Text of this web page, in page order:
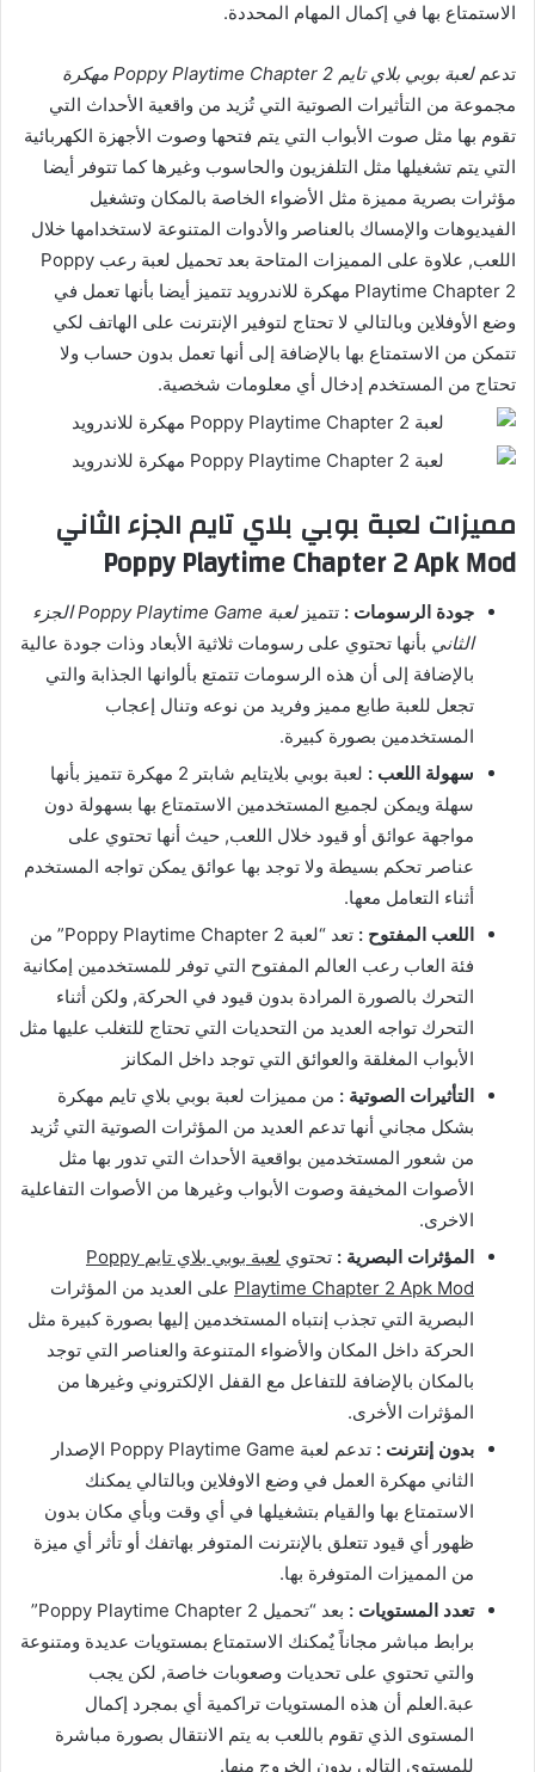
الاستمتاع بها في إكمال المهام المحددة.
تدعملعبة بوبي بلاي تايم Poppy Playtime Chapter 2 مهكرة
مجموعة من التأثيرات الصوتية التي تُزيد من واقعية الأحداث التي
تقوم بها مثل صوت الأبواب التي يتم فتحها وصوت الأجهزة الكهربائية
التي يتم تشغيلها مثل التلفزيون والحاسوب وغيرها كما تتوفر أيضا
مؤثرات بصرية مميزة مثل الأضواء الخاصة بالمكان وتشغيل
الفيديوهات والإمساك بالعناصر والأدوات المتنوعة لاستخدامها خلال
اللعب, علاوة على المميزات المتاحة بعد تحميل لعبة رعب Poppy
Playtime Chapter 2 مهكرة للاندرويد تتميز أيضا بأنها تعمل في
وضع الأوفلاين وبالتالي لا تحتاج لتوفير الإنترنت على الهاتف لكي
تتمكن من الاستمتاع بها بالإضافة إلى أنها تعمل بدون حساب ولا
تحتاج من المستخدم إدخال أي معلومات شخصية.
مميزات لعبة بوبي بلاي تايم الجزء الثاني
Poppy Playtime Chapter 2 Apk Mod
جودة الرسومات : تتميز
لعبة Poppy Playtime Game الجزء
الثاني بأنها تحتوي على رسومات ثلاثية الأبعاد وذات جودة عالية
بالإضافة إلى أن هذه الرسومات تتمتع بألوانها الجذابة والتي
تجعل للعبة طابع مميز وفريد من نوعه وتنال إعجاب
المستخدمين بصورة كبيرة.
سهولة اللعب :
لعبة بوبي بلايتايم شابتر 2 مهكرة تتميز بأنها
سهلة ويمكن لجميع المستخدمين الاستمتاع بها بسهولة دون
مواجهة عوائق أو قيود خلال اللعب, حيث أنها تحتوي على
عناصر تحكم بسيطة ولا توجد بها عوائق يمكن تواجه المستخدم
أثناء التعامل معها.
اللعب المفتوح :
تعد “لعبة Poppy Playtime Chapter 2” من
فئة العاب رعب العالم المفتوح التي توفر للمستخدمين إمكانية
التحرك بالصورة المرادة بدون قيود في الحركة, ولكن أثناء
التحرك تواجه العديد من التحديات التي تحتاج للتغلب عليها مثل
الأبواب المغلقة والعوائق التي توجد داخل المكانز
التأثيرات الصوتية : من مميزات لعبة بوبي بلاي تايم مهكرة
بشكل مجاني أنها تدعم العديد من المؤثرات الصوتية التي تُزيد
من شعور المستخدمين بواقعية الأحداث التي تدور بها مثل
الأصوات المخيفة وصوت الأبواب وغيرها من الأصوات التفاعلية
الاخرى.
المؤثرات البصرية : تحتوي
لعبة بوبي بلاي تايم Poppy
Playtime Chapter 2 Apk Mod على العديد من المؤثرات
البصرية التي تجذب إنتباه المستخدمين إليها بصورة كبيرة مثل
الحركة داخل المكان والأضواء المتنوعة والعناصر التي توجد
بالمكان بالإضافة للتفاعل مع القفل الإلكتروني وغيرها من
المؤثرات الأخرى.
بدون إنترنت :
تدعم لعبة Poppy Playtime Game الإصدار
الثاني مهكرة العمل في وضع الاوفلاين وبالتالي يمكنك
الاستمتاع بها والقيام بتشغيلها في أي وقت وبأي مكان بدون
ظهور أي قيود تتعلق بالإنترنت المتوفر بهاتفك أو تأثر أي ميزة
من المميزات المتوفرة بها.
تعدد المستويات :
بعد “تحميل Poppy Playtime Chapter 2”
برابط مباشر مجاناً يٌمكنك الاستمتاع بمستويات عديدة ومتنوعة
والتي تحتوي على تحديات وصعوبات خاصة, لكن يجب
عبة.العلم أن هذه المستويات تراكمية أي بمجرد إكمال
المستوى الذي تقوم باللعب به يتم الانتقال بصورة مباشرة
للمستوى التالي بدون الخروج منها.